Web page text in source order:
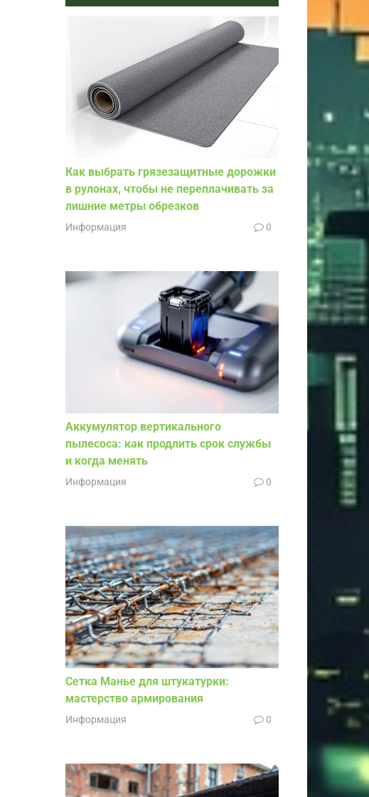
Как выбрать грязезащитные дорожки
в рулонах, чтобы не переплачивать за
лишние метры обрезков
Информация 0
Аккумулятор вертикального
пылесоса: как продлить срок службы
и когда менять
Информация 0
Сетка Манье для штукатурки:
мастерство армирования
Информация 0